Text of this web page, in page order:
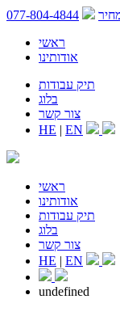
077-804-4844
ראשי
אודותינו
תיק עבודות
בלוג
צור קשר
HE | EN
ראשי
אודותינו
תיק עבודות
בלוג
צור קשר
HE | EN
undefined